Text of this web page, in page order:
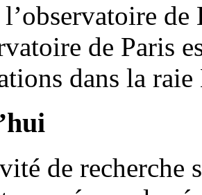
l’observatoire
de Paris
dans la
de recherche